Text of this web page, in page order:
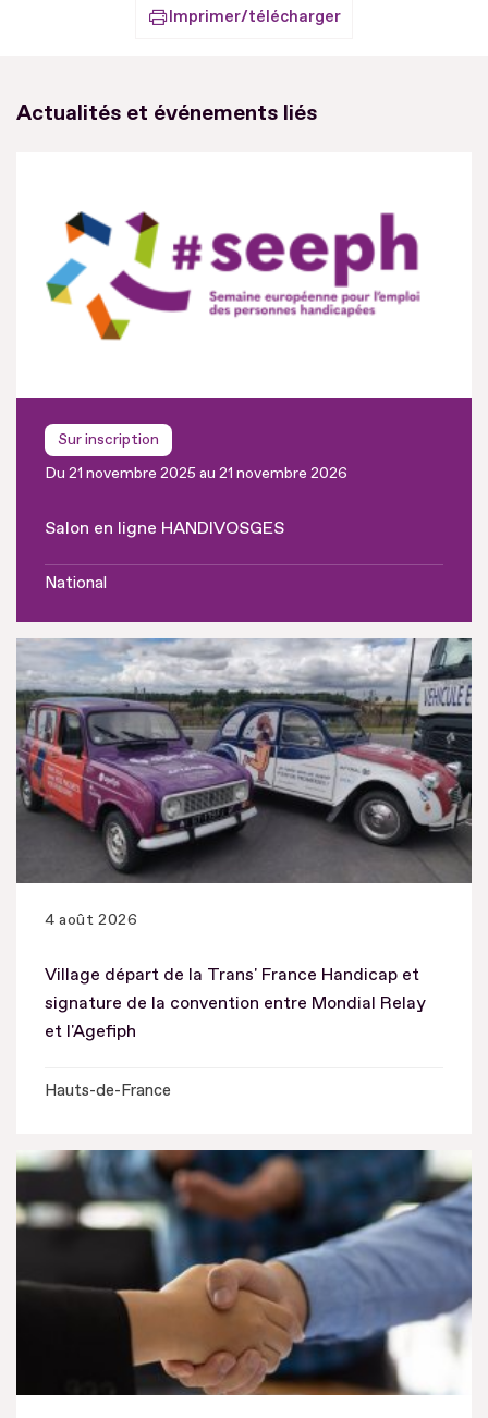
Imprimer/télécharger
Actualités et événements liés
Sur inscription
Du 21 novembre 2025 au 21 novembre 2026
Salon en ligne HANDIVOSGES
National
4 août 2026
Village départ de la Trans' France Handicap et
signature de la convention entre Mondial Relay
et l'Agefiph
Hauts-de-France